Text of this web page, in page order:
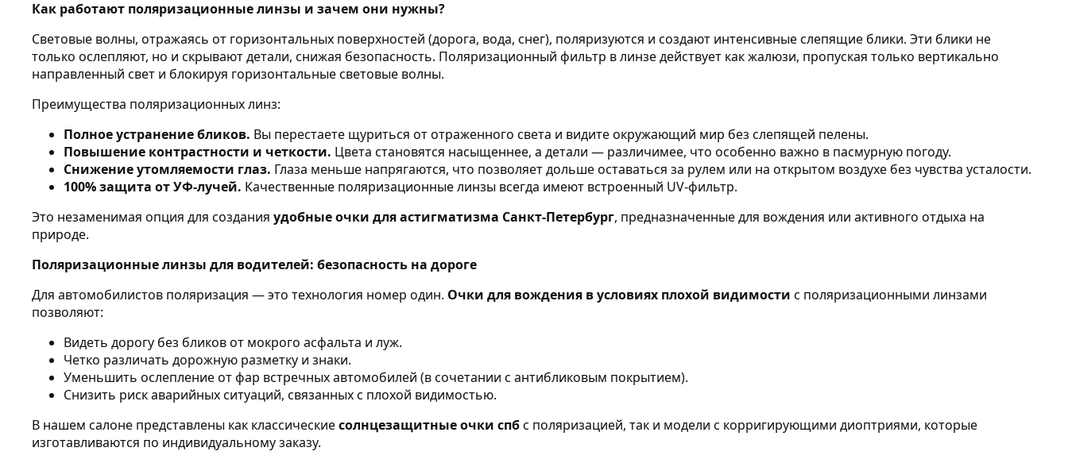
Как работают поляризационные линзы и зачем они нужны?
Световые волны, отражаясь от горизонтальных поверхностей (дорога, вода, снег), поляризуются и создают интенсивные слепящие блики. Эти блики не
только ослепляют, но и скрывают детали, снижая безопасность. Поляризационный фильтр в линзе действует как жалюзи, пропуская только вертикально
направленный свет и блокируя горизонтальные световые волны.
Преимущества поляризационных линз:
Полное устранение бликов. Вы перестаете щуриться от отраженного света и видите окружающий мир без слепящей пелены.
Повышение контрастности и четкости. Цвета становятся насыщеннее, а детали — различимее, что особенно важно в пасмурную погоду.
Снижение утомляемости глаз. Глаза меньше напрягаются, что позволяет дольше оставаться за рулем или на открытом воздухе без чувства усталости.
100% защита от УФ-лучей. Качественные поляризационные линзы всегда имеют встроенный UV-фильтр.
Это незаменимая опция для создания удобные очки для астигматизма Санкт-Петербург, предназначенные для вождения или активного отдыха на
природе.
Поляризационные линзы для водителей: безопасность на дороге
Для автомобилистов поляризация — это технология номер один. Очки для вождения в условиях плохой видимости с поляризационными линзами
позволяют:
Видеть дорогу без бликов от мокрого асфальта и луж.
Четко различать дорожную разметку и знаки.
Уменьшить ослепление от фар встречных автомобилей (в сочетании с антибликовым покрытием).
Снизить риск аварийных ситуаций, связанных с плохой видимостью.
В нашем салоне представлены как классическиесолнцезащитные очки спбс поляризацией, так и модели с корригирующими диоптриями, которые
изготавливаются по индивидуальному заказу.